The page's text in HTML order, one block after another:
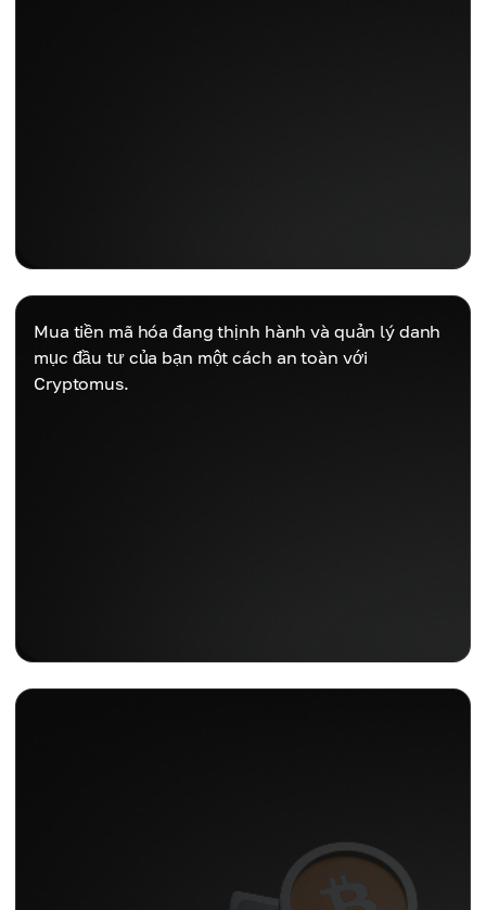
Mua tiền mã hóa đang thịnh hành và quản lý danh
mục đầu tư của bạn một cách an toàn với
Cryptomus.